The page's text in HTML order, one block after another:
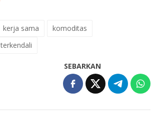
kerja sama
komoditas
terkendali
SEBARKAN